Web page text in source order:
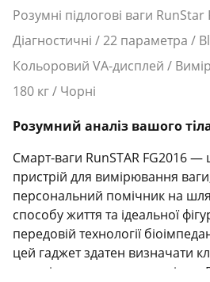
Розумні підлогові ваги RunStar
Діагностичні / 22 параметра /
Кольоровий VA-дисплей /
180 кг / Чорні
Розумний аналіз вашого
Смарт-ваги RunSTAR FG2016 —
пристрій для вимірювання
персональний помічник на
способу життя та ідеальної
передовій технології
цей гаджет здатен визначати
організму з високою точністю.